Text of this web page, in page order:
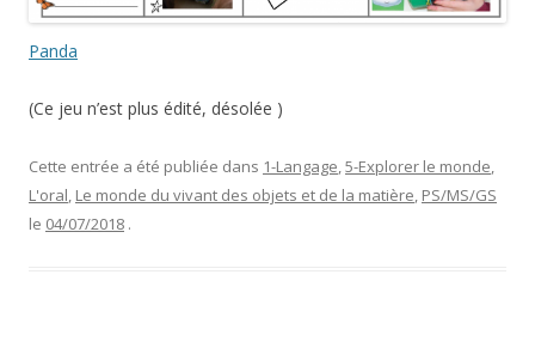
Panda
(Ce jeu n’est plus édité, désolée )
Cette entrée a été publiée dans 1-Langage,5-Explorer le monde,
L'oral, Le monde du vivant des objets et de la matière, PS/MS/GS
le 04/07/2018 .